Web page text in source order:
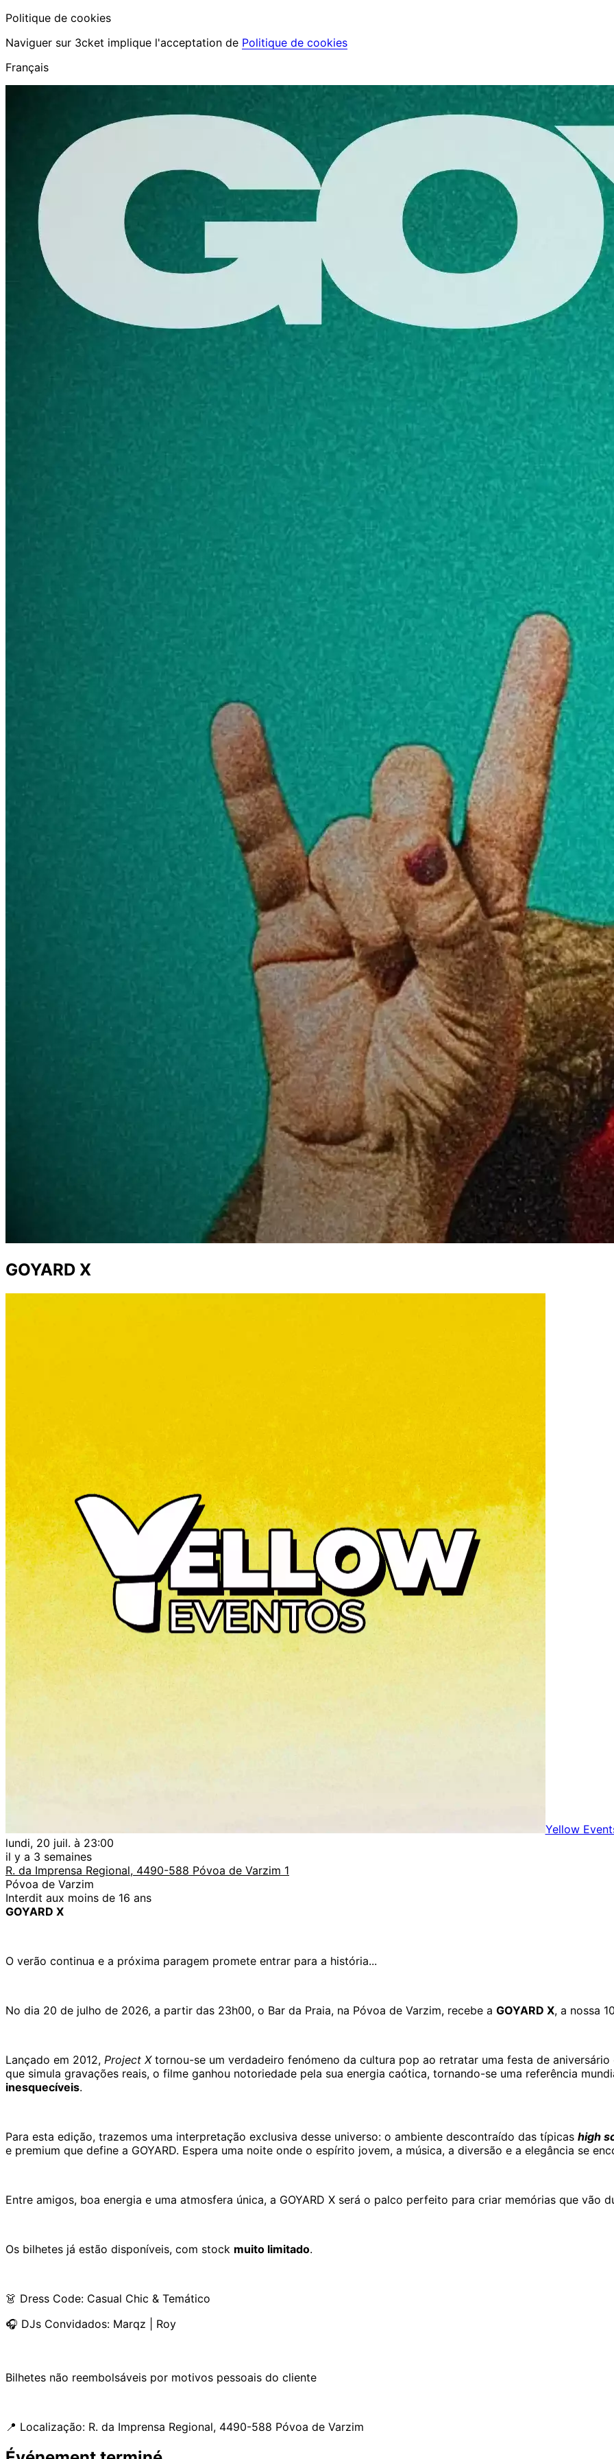
Politique de cookies
Naviguer sur 3cket implique l'acceptation de Politique de cookies
Français
GOYARD X
Yellow
lundi, 20 juil. à 23:00
il y a 3 semaines
R. da Imprensa Regional, 4490-588 Póvoa de Varzim 1
Póvoa de Varzim
Interdit aux moins de 16 ans
GOYARD X
O verão continua e a próxima paragem promete entrar para a história...
No dia 20 de julho de 2026, a partir das 23h00, o Bar da Praia, na Póvoa de Varzim, recebe a GOYARD X, a nossa
Lançado em 2012, Project Xtornou-se um verdadeiro fenómeno da cultura pop ao retratar uma festa de
que simula gravações reais, o filme ganhou notoriedade pela sua energia caótica, tornando-se uma referência
inesquecíveis.
Para esta edição, trazemos uma interpretação exclusiva desse universo: o ambiente descontraído das típicas high
e premium que define a GOYARD. Espera uma noite onde o espírito jovem, a música, a diversão e a elegância se
Entre amigos, boa energia e uma atmosfera única, a GOYARD X será o palco perfeito para criar memórias que vão
Os bilhetes já estão disponíveis, com stock muito limitado.
👗 Dress Code: Casual Chic & Temático
🎧 DJs Convidados: Marqz | Roy
Bilhetes não reembolsáveis por motivos pessoais do cliente
📍 Localização: R. da Imprensa Regional, 4490-588 Póvoa de Varzim